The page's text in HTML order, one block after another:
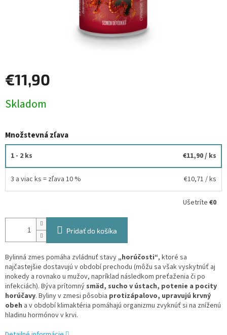
€11,90
cena:
Skladom
Množstevná zľava
1 - 2 ks €11,90/ ks
3 a viac ks = zľava 10 % €10,71 / ks
Ušetríte €0
Pridať do košíka
Bylinná zmes pomáha zvládnuť stavy„horúčosti“, ktoré sa
najčastejšie dostavujú v období prechodu (môžu sa však vyskytnúť aj
inokedy a rovnako u mužov, napríklad následkom preťaženia či po
infekciách). Býva prítomný smäd, sucho v ústach, potenie a pocity
horúčavy. Byliny v zmesi pôsobia protizápalovo, upravujú krvný
obeh a v období klimaktéria pomáhajú organizmu zvyknúť si na zníženú
hladinu hormónov v krvi.